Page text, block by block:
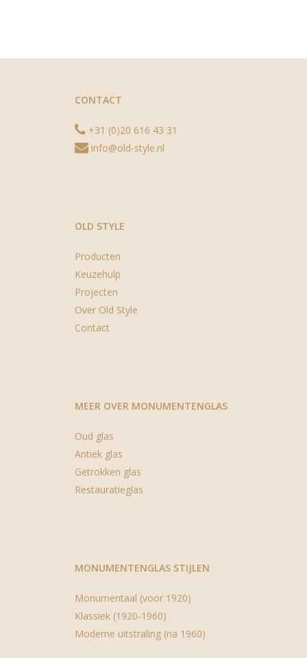
CONTACT
+31 (0)20 616 43 31
info@old-style.nl
OLD STYLE
Producten
Keuzehulp
Projecten
Over Old Style
Contact
MEER OVER MONUMENTENGLAS
Oud glas
Antiek glas
Getrokken glas
Restauratieglas
MONUMENTENGLAS STIJLEN
Monumentaal (voor 1920)
Klassiek (1920-1960)
Moderne uitstraling (na 1960)